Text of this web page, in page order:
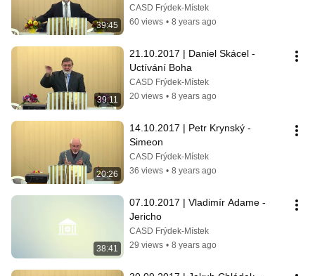
39:45
CASD Frýdek-Místek
60 views • 8 years ago
39:11
21.10.2017 | Daniel Skácel -
Uctívání Boha
CASD Frýdek-Místek
20 views • 8 years ago
20:26
14.10.2017 | Petr Krynský -
Simeon
CASD Frýdek-Místek
36 views • 8 years ago
38:41
07.10.2017 | Vladimír Adame -
Jericho
CASD Frýdek-Místek
29 views • 8 years ago